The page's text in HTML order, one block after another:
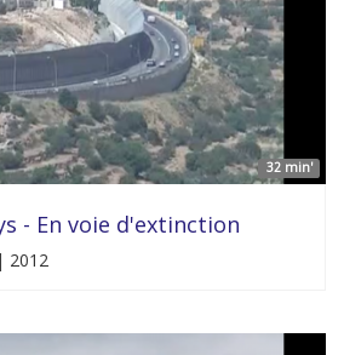
32 min'
- En voie d'extinction